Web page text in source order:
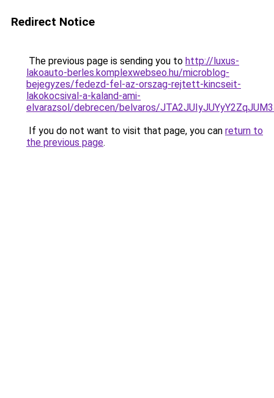
Redirect Notice
The previous page is sending you to http://luxus-
lakoauto-berles.komplexwebseo.hu/microblog-
bejegyzes/fedezd-fel-az-orszag-rejtett-kincseit-
lakokocsival-a-kaland-ami-
elvarazsol/debrecen/belvaros/
If you do not want to visit that page, you can return to
the previous page.